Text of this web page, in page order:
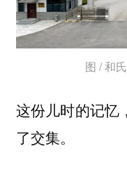
图 / 和
这份儿时的记忆
了交集。